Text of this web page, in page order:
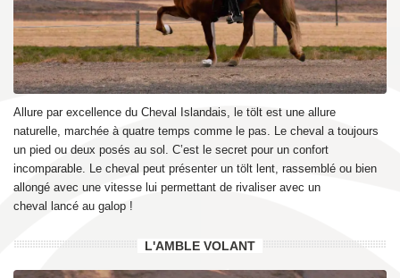
Allure par excellence du Cheval Islandais, le tölt est une allure
naturelle, marchée à quatre temps comme le pas. Le cheval a toujours
un pied ou deux posés au sol. C’est le secret pour un confort
incomparable. Le cheval peut présenter un tölt lent, rassemblé ou bien
allongé avec une vitesse lui permettant de rivaliser avec un
cheval lancé au galop !
L'AMBLE VOLANT